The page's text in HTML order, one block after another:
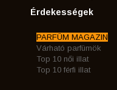
Érdekességek
PARFÜM MAGAZIN
Várható parfümök
Top 10 női illat
Top 10 férfi illat